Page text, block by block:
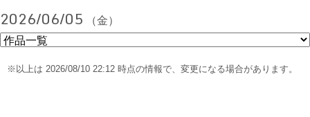
2026/06/05 （金）
※以上は 2026/08/10 22:12 時点の情報で、変更になる場合があります。